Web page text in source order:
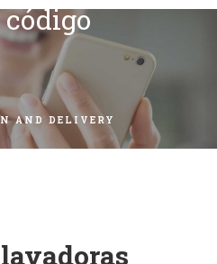
AND DELIVERY